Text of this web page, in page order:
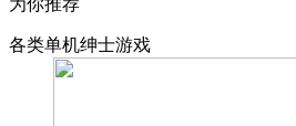
各类单机绅士游戏